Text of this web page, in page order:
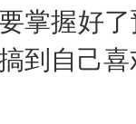
掌握好
到自己